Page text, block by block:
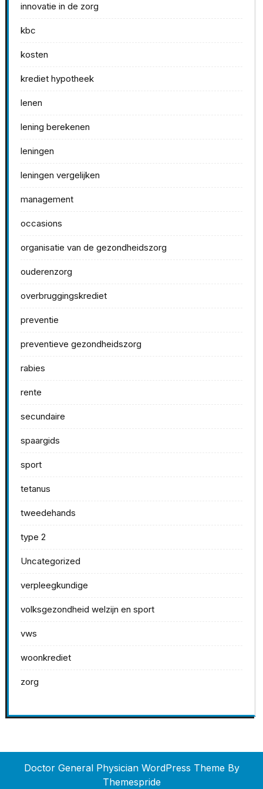
innovatie in de zorg
kbc
kosten
krediet hypotheek
lenen
lening berekenen
leningen
leningen vergelijken
management
occasions
organisatie van de gezondheidszorg
ouderenzorg
overbruggingskrediet
preventie
preventieve gezondheidszorg
rabies
rente
secundaire
spaargids
sport
tetanus
tweedehands
type 2
Uncategorized
verpleegkundige
volksgezondheid welzijn en sport
vws
woonkrediet
zorg
Doctor General Physician WordPress ThemeBy
Themespride